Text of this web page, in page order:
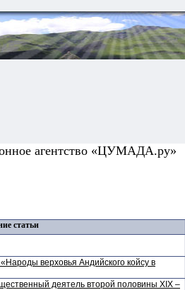
агентство «ЦУМАДА.ру»
статьи
верховья Андийского койсу в
деятель второй половины XIX –